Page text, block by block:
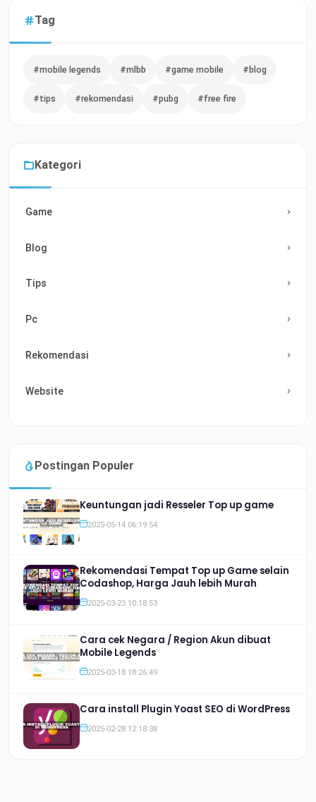
Tag
#mobile legends #mlbb #game mobile #blog
#tips #rekomendasi #pubg #free fire
Kategori
Game
Blog
Tips
Pc
Rekomendasi
Website
Postingan Populer
Keuntungan jadi Resseler Top up game
2025-05-14 06:19:54
Rekomendasi Tempat Top up Game selain
Codashop, Harga Jauh lebih Murah
2025-03-23 10:18:53
Cara cek Negara / Region Akun dibuat
Mobile Legends
2025-03-18 18:26:49
Cara install Plugin Yoast SEO di WordPress
2025-02-28 12:18:38